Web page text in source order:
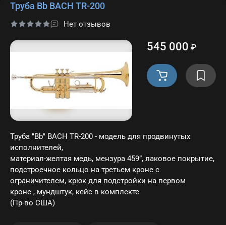
Труба Bb BACH TR-200
Нет отзывов
545 000 ₽
Труба "Bb" BACH TR-200 - модель для продвинутых
исполнителей,
материал-желтая медь, мензура 459”, лаковое покрытие,
подстроечное кольцо на третьем кроне с
ограничителем, крюк для подстройки на первом
кроне , мундштук, кейс в комплекте
(Пр-во США)